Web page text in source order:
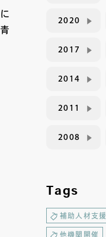
2020
2017
2014
2011
2008
Tags
補助人材支援
他機関開催